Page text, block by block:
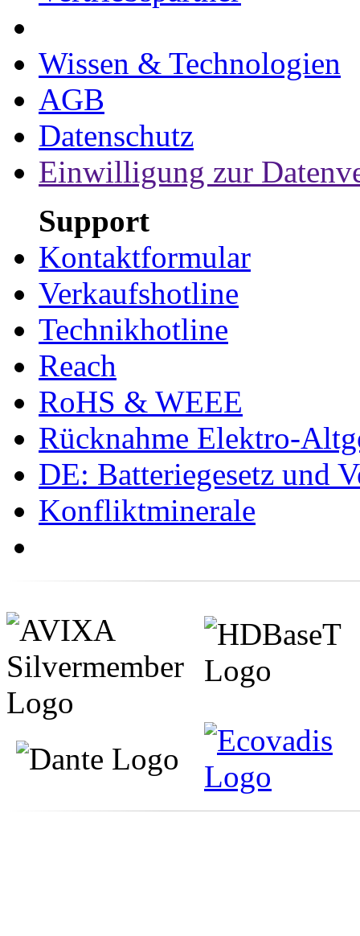
Wissen & Technologien
AGB
Datenschutz
Einwilligung zur
Support
Kontaktformular
Verkaufshotline
Technikhotline
Reach
RoHS & WEEE
Rücknahme Elektro-
DE: Batteriegesetz und
Konfliktminerale